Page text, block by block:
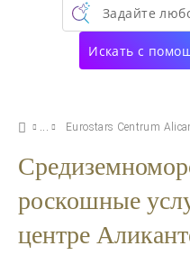
Задайте
Искать с
Eurostars Centrum
роскошные
центре